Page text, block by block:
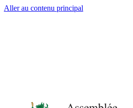
Aller au contenu principal